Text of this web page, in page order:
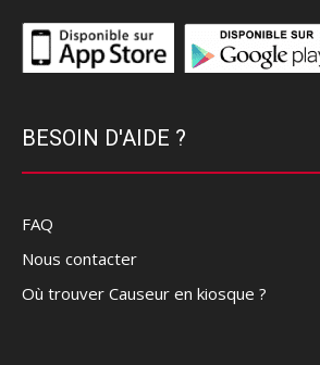
BESOIN D'AIDE ?
FAQ
Nous contacter
Où trouver Causeur en kiosque ?